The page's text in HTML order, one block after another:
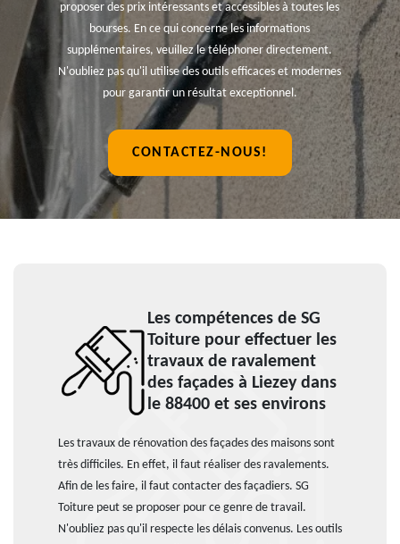
proposer des prix intéressants et accessibles à toutes les
bourses. En ce qui concerne les informations
supplémentaires, veuillez le téléphoner directement.
N'oubliez pas qu'il utilise des outils efficaces et modernes
pour garantir un résultat exceptionnel.
CONTACTEZ-NOUS!
Les compétences de SG
Toiture pour effectuer les
travaux de ravalement
des façades à Liezey dans
le 88400 et ses environs
Les travaux de rénovation des façades des maisons sont
très difficiles. En effet, il faut réaliser des ravalements.
Afin de les faire, il faut contacter des façadiers. SG
Toiture peut se proposer pour ce genre de travail.
N'oubliez pas qu'il respecte les délais convenus. Les outils